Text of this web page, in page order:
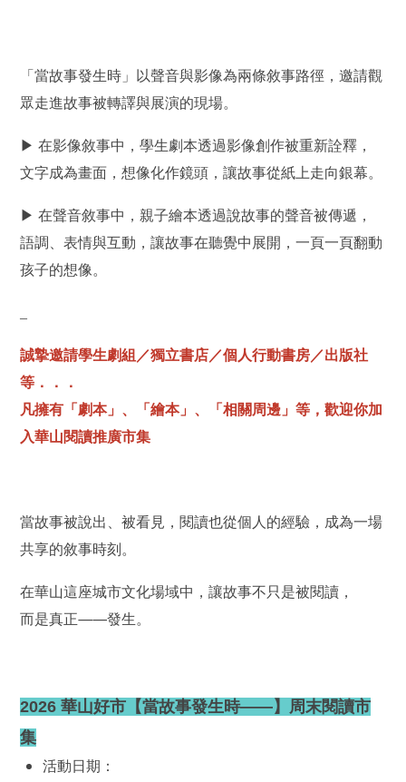
「當故事發生時」以聲音與影像為兩條敘事路徑，邀請觀
眾走進故事被轉譯與展演的現場。
▶ 在影像敘事中，學生劇本透過影像創作被重新詮釋，
文字成為畫面，想像化作鏡頭，讓故事從紙上走向銀幕。
▶ 在聲音敘事中，親子繪本透過說故事的聲音被傳遞，
語調、表情與互動，讓故事在聽覺中展開，一頁一頁翻動
孩子的想像。
誠摯邀請學生劇組／獨立書店／個人行動書房／出版社
等．．．
凡擁有「劇本」、「繪本」、「相關周邊」等，歡迎你加
入華山閱讀推廣市集
當故事被說出、被看見，閱讀也從個人的經驗，成為一場
共享的敘事時刻。
在華山這座城市文化場域中，讓故事不只是被閱讀，
而是真正——發生。
2026 華山好市【當故事發生時——】周末閱讀市
集
活動日期：